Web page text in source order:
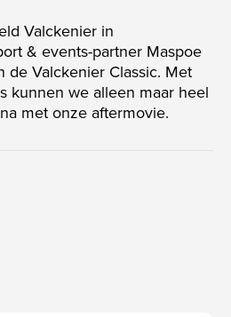
Valckenier in
& events-partner Maspoe
Valckenier Classic. Met
kunnen we alleen maar heel
met onze aftermovie.